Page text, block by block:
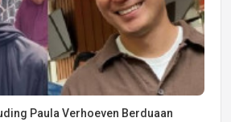
Paula Verhoeven Berduaan